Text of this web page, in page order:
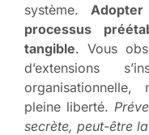
système.
processus
tangible. Vous
d’extensions
organisationnelle,
pleine liberté.
secrète, peut-être